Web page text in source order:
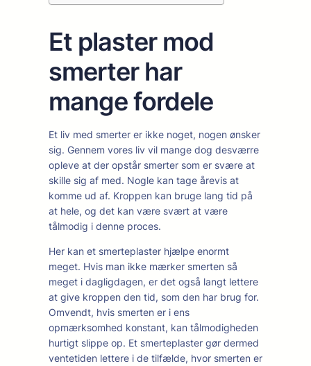
Et plaster mod
smerter har
mange fordele
Et liv med smerter er ikke noget, nogen ønsker
sig. Gennem vores liv vil mange dog desværre
opleve at der opstår smerter som er svære at
skille sig af med. Nogle kan tage årevis at
komme ud af. Kroppen kan bruge lang tid på
at hele, og det kan være svært at være
tålmodig i denne proces.
Her kan et smerteplaster hjælpe enormt
meget. Hvis man ikke mærker smerten så
meget i dagligdagen, er det også langt lettere
at give kroppen den tid, som den har brug for.
Omvendt, hvis smerten er i ens
opmærksomhed konstant, kan tålmodigheden
hurtigt slippe op. Et smerteplaster gør dermed
ventetiden lettere i de tilfælde, hvor smerten er